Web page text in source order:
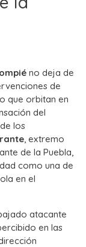
no deja de
de
que orbitan en
del
los
, extremo
de la Puebla,
como una de
en el
atacante
en las